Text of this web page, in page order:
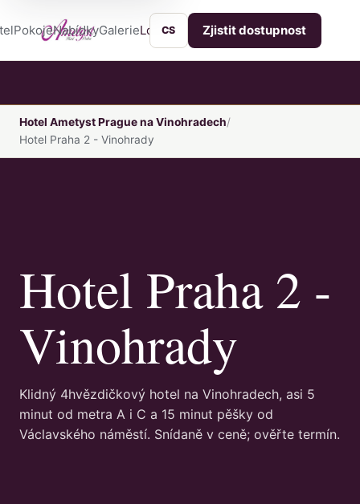
PokojeNabídkyGalerieLokalita SlužbyKontakt
CS Zjistit dostupnost
Hotel Ametyst Prague na Vinohradech
Hotel Praha 2 - Vinohrady
Hotel Praha 2 -
Vinohrady
Klidný 4hvězdičkový hotel na Vinohradech, asi 5
minut od metra A i C a 15 minut pěšky od
Václavského náměstí. Snídaně v ceně; ověřte termín.